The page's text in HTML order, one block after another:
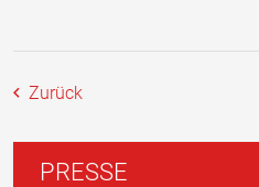
Zurück
PRESSE